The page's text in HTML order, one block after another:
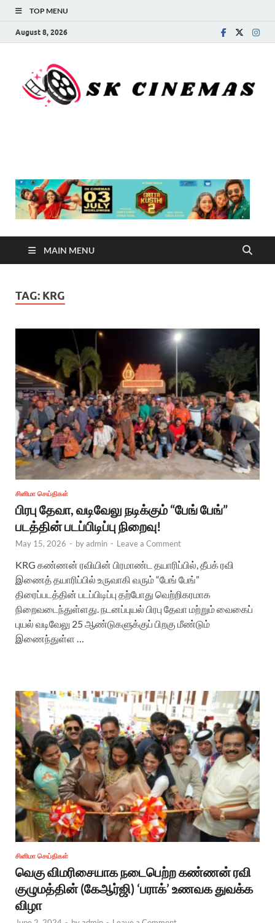
TOP MENU
August 8, 2026
MAIN MENU
TAG: KRG
சினிமா செய்திகள்
பிரபு தேவா, வடிவேலு நடிக்கும் “பேங் பேங்”
படத்தின் படப்பிடிப்பு நிறைவு!
May 15, 2026 - byadmin - Leave a Comment
KRG கண்ணன் ரவியின் பிரமாண்ட தயாரிப்பில், தீபக் ரவி
இணைத் தயாரிப்பில் உருவாகி வரும் “பேங் பேங்”
திரைப்படத்தின் படப்பிடிப்பு தற்போது வெற்றிகரமாக
நிறைவடைந்துள்ளது. நடனப்புயல் பிரபு தேவா மற்றும் வைகைப்
புயல் வடிவேலு 25 ஆண்டுகளுக்குப் பிறகு மீண்டும்
இணைந்துள்ள …
சினிமா செய்திகள்
வெகு விமரிசையாக நடைபெற்ற கண்ணன் ரவி
குழுமத்தின் (கேஆர்ஜி) ‘பராக்’ உணவக துவக்க
விழா